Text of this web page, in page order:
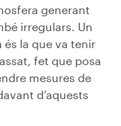
generant
irregulars. Un
és la que va tenir
fet que posa
mesures de
d’aquests